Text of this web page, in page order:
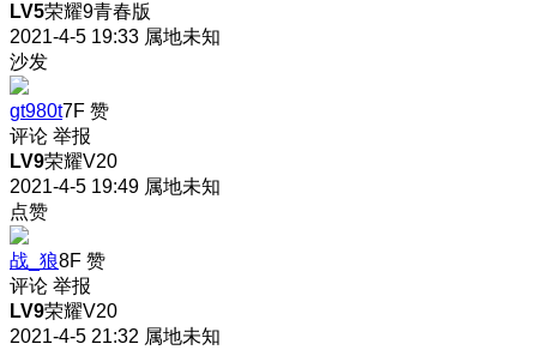
LV5荣耀9青春版
2021-4-5 19:33 属地未知
沙发
gt980t7F 赞
评论 举报
LV9荣耀V20
2021-4-5 19:49 属地未知
点赞
战_狼8F 赞
评论 举报
LV9荣耀V20
2021-4-5 21:32 属地未知